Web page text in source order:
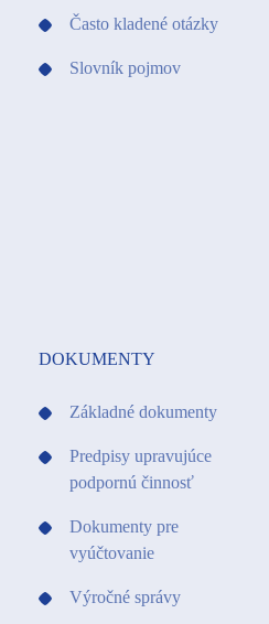
Často kladené otázky
Slovník pojmov
DOKUMENTY
Základné dokumenty
Predpisy upravujúce
podpornú činnosť
Dokumenty pre
vyúčtovanie
Výročné správy